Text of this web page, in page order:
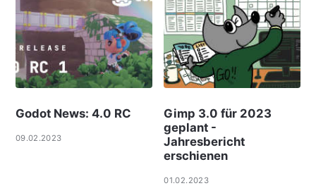
Godot News: 4.0 RC
09.02.2023
Gimp 3.0 für 2023
geplant -
Jahresbericht
erschienen
01.02.2023